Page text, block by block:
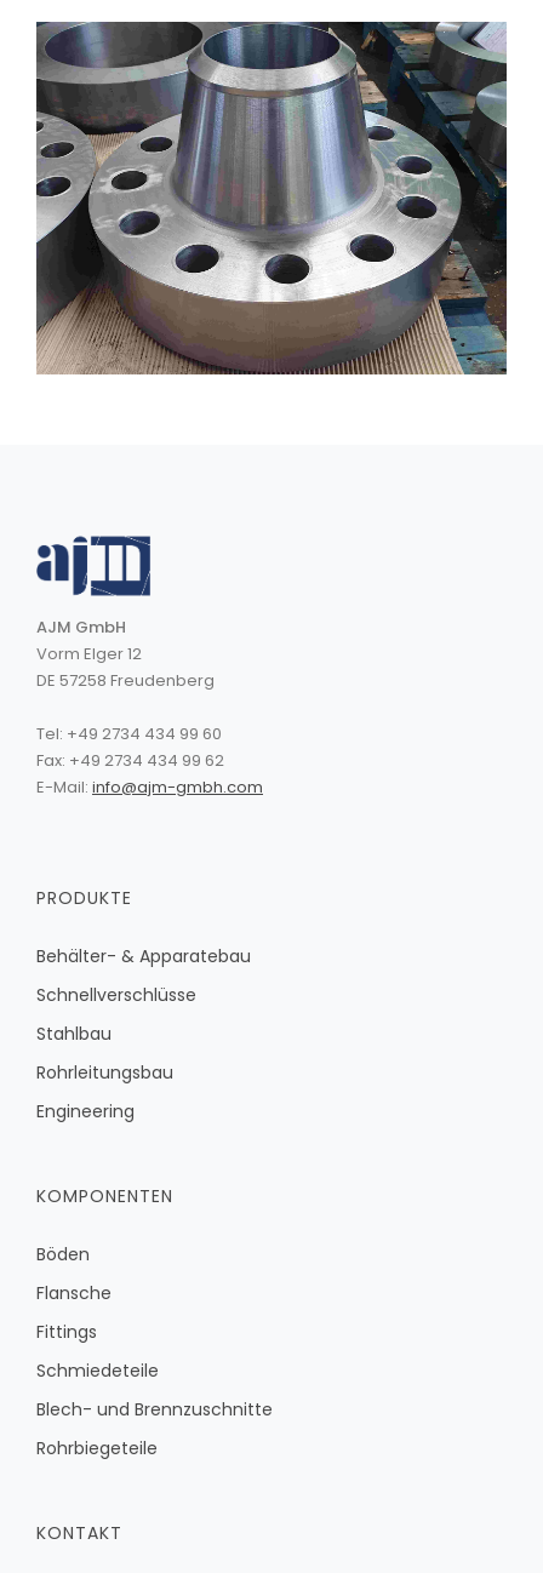
AJM GmbH
Vorm Elger 12
DE 57258 Freudenberg
Tel: +49 2734 434 99 60
Fax: +49 2734 434 99 62
E-Mail: info@ajm-gmbh.com
PRODUKTE
Behälter- & Apparatebau
Schnellverschlüsse
Stahlbau
Rohrleitungsbau
Engineering
KOMPONENTEN
Böden
Flansche
Fittings
Schmiedeteile
Blech- und Brennzuschnitte
Rohrbiegeteile
KONTAKT